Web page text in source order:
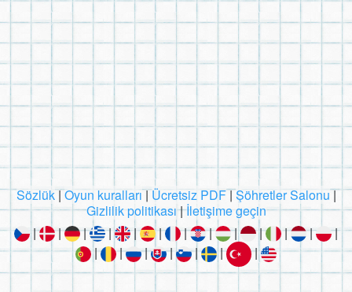
Sözlük|Oyun kuralları|Ücretsiz PDF|Şöhretler Salonu|
Gizlilik politikası|İletişime geçin
|
| | | | | | | | | | |
|
|
| | | | | |